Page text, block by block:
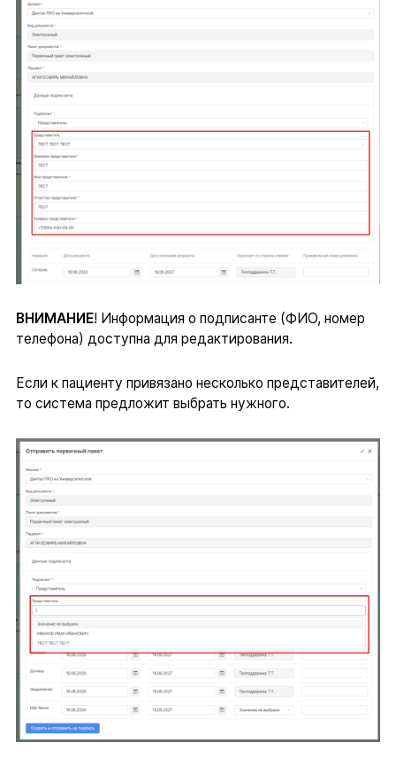
ВНИМАНИЕ! Информация о подписанте (ФИО, номер
телефона) доступна для редактирования.
Если к пациенту привязано несколько представителей,
то система предложит выбрать нужного.